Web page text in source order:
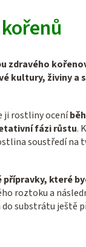
zdravého
kultury, živiny a
ji rostliny ocení
fázi růstu.
soustředí na
přípravky, které
roztoku a
do substrátu ještě